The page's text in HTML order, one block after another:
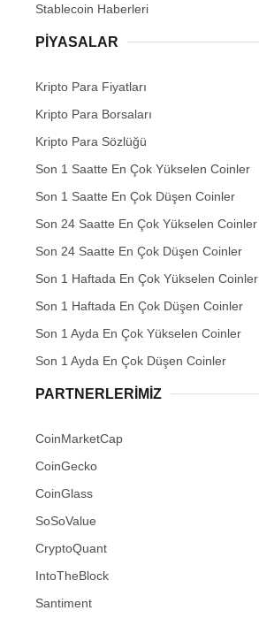
Stablecoin Haberleri
PIYASALAR
Kripto Para Fiyatları
Kripto Para Borsaları
Kripto Para Sözlüğü
Son 1 Saatte En Çok Yükselen Coinler
Son 1 Saatte En Çok Düşen Coinler
Son 24 Saatte En Çok Yükselen Coinler
Son 24 Saatte En Çok Düşen Coinler
Son 1 Haftada En Çok Yükselen Coinler
Son 1 Haftada En Çok Düşen Coinler
Son 1 Ayda En Çok Yükselen Coinler
Son 1 Ayda En Çok Düşen Coinler
PARTNERLERIMIZ
CoinMarketCap
CoinGecko
CoinGlass
SoSoValue
CryptoQuant
IntoTheBlock
Santiment